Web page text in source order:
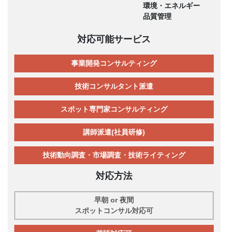
環境・エネルギー
品質管理
対応可能サービス
事業開発コンサルティング
技術コンサルタント派遣
スポット専門家コンサルティング
講師派遣(社員研修)
技術動向調査・市場調査・技術ライティング
対応方法
早朝 or 夜間
スポットコンサル対応可